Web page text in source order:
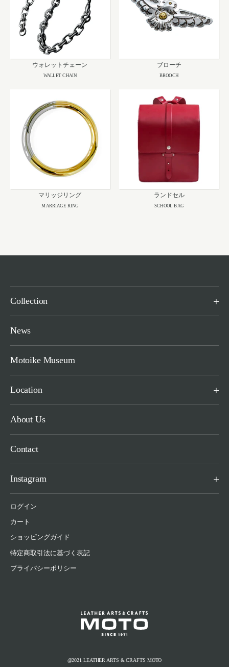
ウォレットチェーン
WALLET CHAIN
ブローチ
BROOCH
マリッジリング
MARRIAGE RING
ランドセル
SCHOOL BAG
Collection
News
Motoike Museum
Location
About Us
Contact
Instagram
ログイン
カート
ショッピングガイド
特定商取引法に基づく表記
プライバシーポリシー
@2021 LEATHER ARTS & CRAFTS MOTO